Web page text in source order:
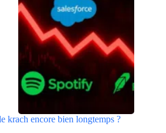
krach encore bien longtemps ?